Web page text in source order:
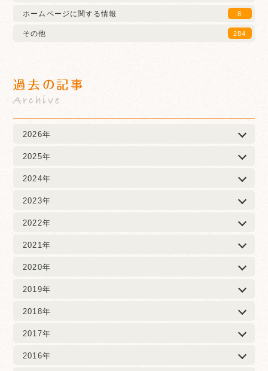
ホームページに関する情報
8
その他 284
過去の記事
Archive
2026年
2025年
2024年
2023年
2022年
2021年
2020年
2019年
2018年
2017年
2016年